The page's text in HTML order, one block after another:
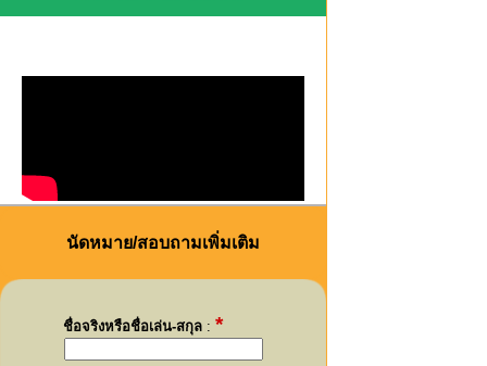
นัดหมาย/สอบถามเพิ่มเติม
ชื่อจริงหรือชื่อเล่น-สกุล :*